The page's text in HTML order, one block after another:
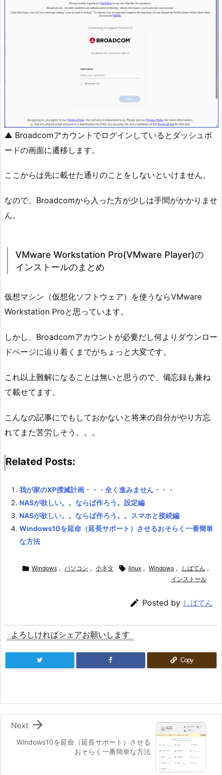
▲ Broadcomアカウントでログインしているとダッシュボ
ードの画面に遷移します。
ここからは先に載せた通りのことをしないといけません。
なので、Broadcomから入った方が少しは手間がかかりませ
ん。
VMware Workstation Pro(VMware Player)の
インストールのまとめ
仮想マシン（仮想化ソフトウェア）を使うならVMware
Workstation Proと思っています。
しかし、Broadcomアカウントが必要だし何よりダウンロー
ドページに辿り着くまでがちょっと大変です。
これ以上難解になることは無いと思うので、備忘録も兼ね
て載せてます。
こんなの記事にでもしておかないと将来の自分がやり方忘
れてまた苦労しそう。。。
Related Posts:
我が家のXP撲滅計画・・・全く進みません・・・
NASが欲しい。。ならば作ろう。設定編
NASが欲しい。。ならば作ろう。。スマホと接続編
Windows10を延命（延長サポート）させるおそらく一番簡単
な方法
 Windows , パソコン , 小ネタ  linux , Windows , しばてん ,
インストール
 Posted by しばてん
よろしければシェアお願いします
Copy
Windows10を延命（延長サポート）させる
おそらく一番簡単な方法

Next